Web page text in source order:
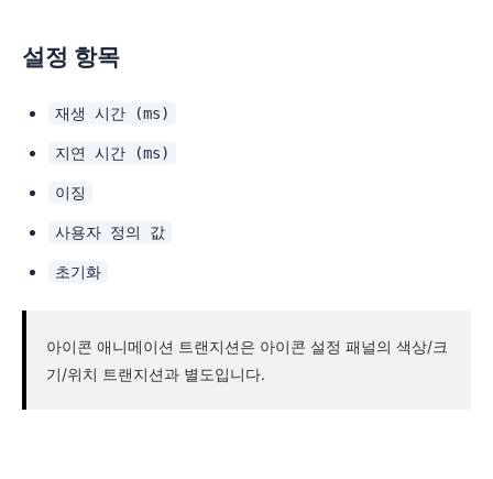
설정 항목
재생 시간 (ms)
지연 시간 (ms)
이징
사용자 정의 값
초기화
아이콘 애니메이션 트랜지션은 아이콘 설정 패널의 색상/크
기/위치 트랜지션과 별도입니다.